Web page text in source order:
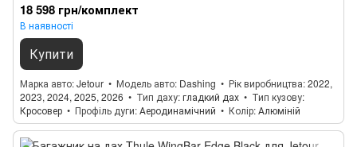
18 598 грн/комплект
В наявності
Купити
Марка авто Jetour Модель авто Dashing Рік виробництва 2022,
2023, 2024, 2025, 2026
Тип даху гладкий дах
Тип кузову
Кросовер
Профіль дуги Аеродинамічний Колір Алюміній